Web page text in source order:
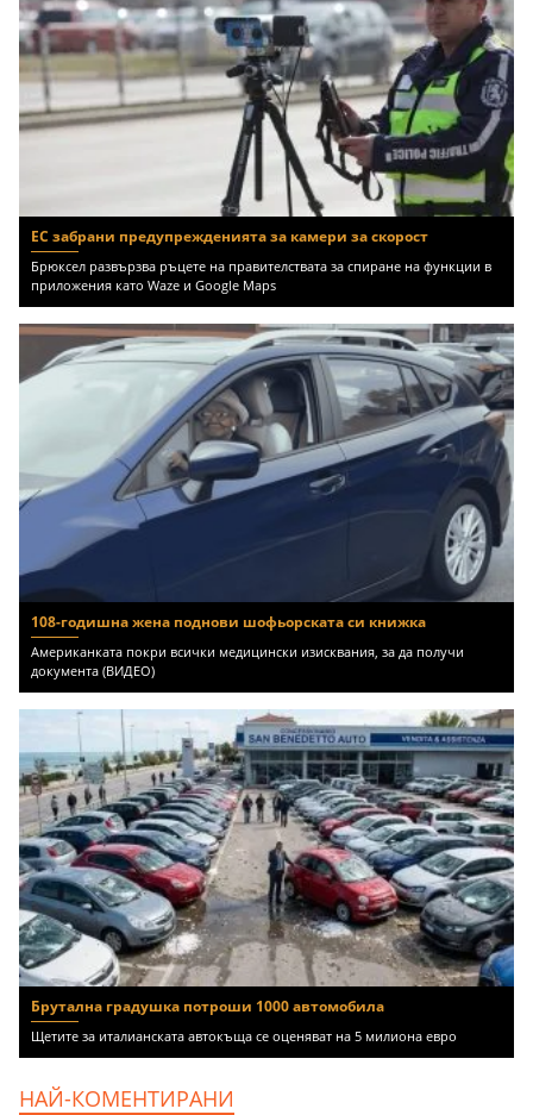
ЕС забрани предупрежденията за камери за скорост
Брюксел развързва ръцете на правителствата за спиране на функции в
приложения като Waze и Google Maps
108-годишна жена поднови шофьорската си книжка
Американката покри всички медицински изисквания, за да получи
документа (ВИДЕО)
Брутална градушка потроши 1000 автомобила
Щетите за италианската автокъща се оценяват на 5 милиона евро
НАЙ-КОМЕНТИРАНИ